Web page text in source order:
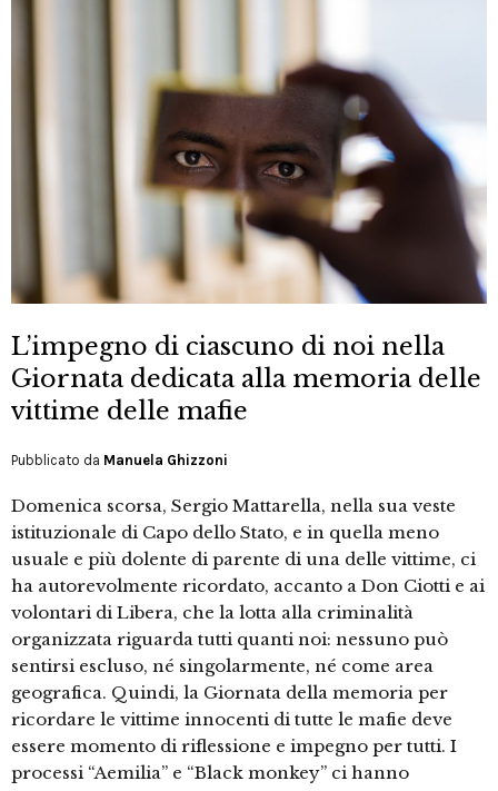
L’impegno di ciascuno di noi nella
Giornata dedicata alla memoria delle
vittime delle mafie
Pubblicato da Manuela Ghizzoni
Domenica scorsa, Sergio Mattarella, nella sua veste
istituzionale di Capo dello Stato, e in quella meno
usuale e più dolente di parente di una delle vittime, ci
ha autorevolmente ricordato, accanto a Don Ciotti e ai
volontari di Libera, che la lotta alla criminalità
organizzata riguarda tutti quanti noi: nessuno può
sentirsi escluso, né singolarmente, né come area
geografica. Quindi, la Giornata della memoria per
ricordare le vittime innocenti di tutte le mafie deve
essere momento di riflessione e impegno per tutti. I
processi “Aemilia” e “Black monkey” ci hanno